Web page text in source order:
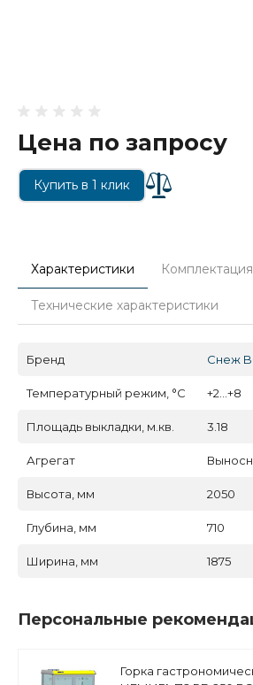
Цена по запросу
Купить в 1 клик
Характеристики Комплектация
Технические характеристики
Бренд Снеж
Температурный режим, °C +2...+8
Площадь выкладки, м.кв. 3.18
Агрегат
Высота, мм 2050
Глубина, мм 710
Ширина, мм 1875
Персональные
Горка